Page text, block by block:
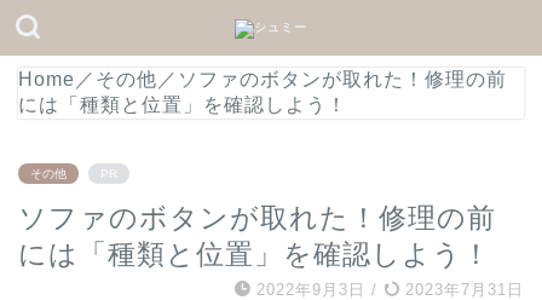
Home ／ その他 ／ ソファのボタンが取れた！修理の前
には「種類と位置」を確認しよう！
その他 PR
ソファのボタンが取れた！修理の前
には「種類と位置」を確認しよう！
2022年9月3日 / 2023年7月31日